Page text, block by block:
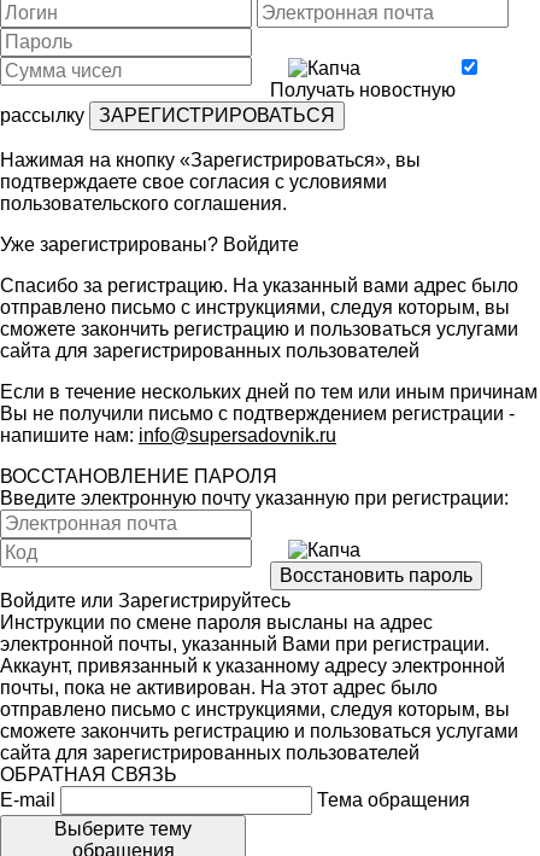
Получать новостную
рассылку
Нажимая на кнопку «Зарегистрироваться», вы
подтверждаете свое согласия с условиями
пользовательского соглашения.
Уже зарегистрированы? Войдите
Спасибо за регистрацию. На указанный вами адрес было
отправлено письмо с инструкциями, следуя которым, вы
сможете закончить регистрацию и пользоваться услугами
сайта для зарегистрированных пользователей
Если в течение нескольких дней по тем или иным причинам
Вы не получили письмо с подтверждением регистрации -
напишите нам: info@supersadovnik.ru
ВОССТАНОВЛЕНИЕ ПАРОЛЯ
Введите электронную почту указанную при регистрации:
Войдите или Зарегистрируйтесь
Инструкции по смене пароля высланы на адрес
электронной почты, указанный Вами при регистрации.
Аккаунт, привязанный к указанному адресу электронной
почты, пока не активирован. На этот адрес было
отправлено письмо с инструкциями, следуя которым, вы
сможете закончить регистрацию и пользоваться услугами
сайта для зарегистрированных пользователей
ОБРАТНАЯ СВЯЗЬ
E-mail
Тема обращения
Выберите тему
обращения